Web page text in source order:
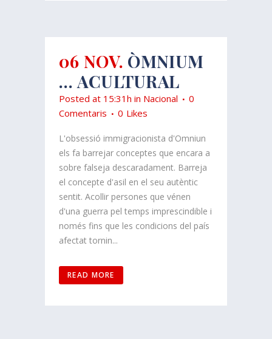
06 NOV. ÒMNIUM
… ACULTURAL
Posted at 15:31h in Nacional
0
Comentaris
0 Likes
L'obsessió immigracionista d'Omniun
els fa barrejar conceptes que encara a
sobre falseja descaradament. Barreja
el concepte d'asil en el seu autèntic
sentit. Acollir persones que vénen
d'una guerra pel temps imprescindible i
només fins que les condicions del país
afectat tornin...
READ MORE